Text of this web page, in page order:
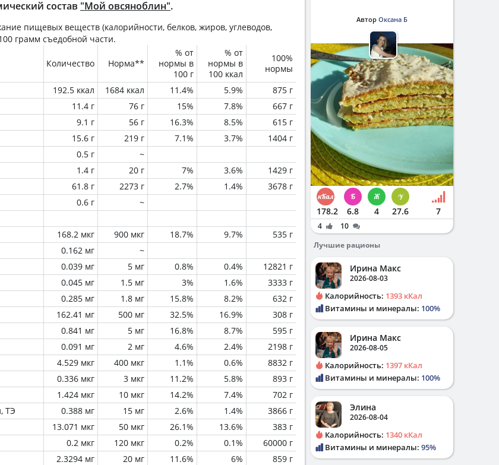
состав "Мой овсяноблин".
пищевых веществ (калорийности, белков, жиров, углеводов,
грамм съедобной части.
Количество Норма**
% от
нормы в
100 г
% от
нормы в
100 ккал
100%
нормы
192.5 ккал 1684 ккал 11.4% 5.9%
875 г
11.4 г 76 г 15% 7.8%
667 г
9.1 г 56 г 16.3% 8.5%
615 г
15.6 г 219 г 7.1% 3.7%
1404 г
0.5 г
~
1.4 г 20 г 7% 3.6%
1429 г
61.8 г 2273 г 2.7% 1.4%
3678 г
0.6 г ~
168.2 мкг 900 мкг 18.7% 9.7%
535 г
0.162 мг
~
0.039 мг 5 мг 0.8% 0.4%
12821 г
0.045 мг 1.5 мг 3% 1.6%
3333 г
0.285 мг 1.8 мг 15.8% 8.2%
632 г
162.41 мг 500 мг 32.5% 16.9%
308 г
0.841 мг 5 мг 16.8% 8.7%
595 г
0.091 мг 2 мг 4.6% 2.4%
2198 г
4.529 мкг 400 мкг 1.1% 0.6%
8832 г
0.336 мкг 3 мкг 11.2% 5.8%
893 г
1.424 мкг 10 мкг 14.2% 7.4%
702 г
ТЭ
0.388 мг 15 мг 2.6% 1.4%
3866 г
13.071 мкг 50 мкг 26.1% 13.6%
383 г
0.2 мкг 120 мкг 0.2% 0.1%
60000 г
2.3294 мг 20 мг 11.6% 6%
859 г
Автор Оксана Б
178.2 6.8 4 27.6 7
4
10
Лучшие рационы
Ирина Макс
2026-08-03
Калорийность: 1393 кКал
Витамины и минералы: 100%
Ирина Макс
2026-08-05
Калорийность: 1397 кКал
Витамины и минералы: 100%
Элина
2026-08-04
Калорийность: 1340 кКал
Витамины и минералы: 95%